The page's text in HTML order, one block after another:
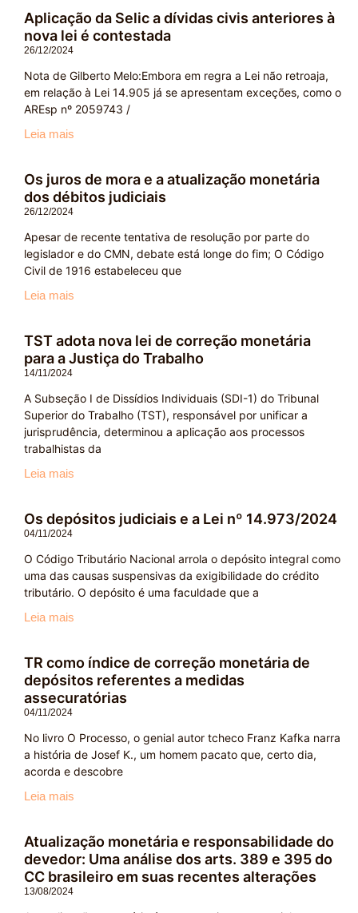
Aplicação da Selic a dívidas civis anteriores à
nova lei é contestada
26/12/2024
Nota de Gilberto Melo:Embora em regra a Lei não retroaja,
em relação à Lei 14.905 já se apresentam exceções, como o
AREsp nº 2059743 /
Leia mais
Os juros de mora e a atualização monetária
dos débitos judiciais
26/12/2024
Apesar de recente tentativa de resolução por parte do
legislador e do CMN, debate está longe do fim; O Código
Civil de 1916 estabeleceu que
Leia mais
TST adota nova lei de correção monetária
para a Justiça do Trabalho
14/11/2024
A Subseção I de Dissídios Individuais (SDI-1) do Tribunal
Superior do Trabalho (TST), responsável por unificar a
jurisprudência, determinou a aplicação aos processos
trabalhistas da
Leia mais
Os depósitos judiciais e a Lei nº 14.973/2024
04/11/2024
O Código Tributário Nacional arrola o depósito integral como
uma das causas suspensivas da exigibilidade do crédito
tributário. O depósito é uma faculdade que a
Leia mais
TR como índice de correção monetária de
depósitos referentes a medidas
assecuratórias
04/11/2024
No livro O Processo, o genial autor tcheco Franz Kafka narra
a história de Josef K., um homem pacato que, certo dia,
acorda e descobre
Leia mais
Atualização monetária e responsabilidade do
devedor: Uma análise dos arts. 389 e 395 do
CC brasileiro em suas recentes alterações
13/08/2024